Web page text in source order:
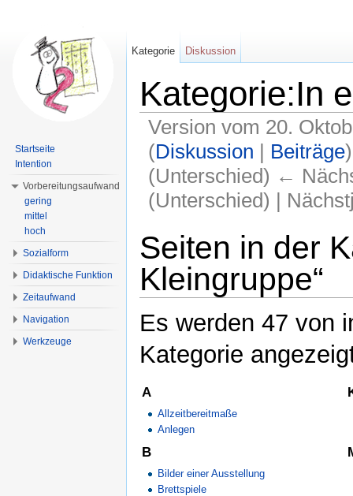
Kategorie:In
Version vom 20.
(Diskussion | Beiträge)
(Unterschied) ←
(Unterschied) |
Seiten in der
Kleingruppe“
Es werden 47 von
Kategorie
A
Allzeitbereitmaße
Anlegen
B
Bilder einer Ausstellung
Brettspiele
Kategorie Diskussion
Startseite
Intention
Vorbereitungsaufwand
gering
mittel
hoch
Sozialform
Didaktische Funktion
Zeitaufwand
Navigation
Werkzeuge